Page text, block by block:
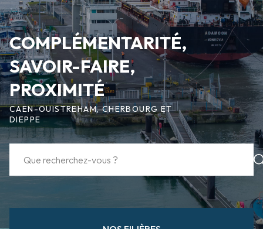
COMPLÉMENTARITÉ,
SAVOIR-FAIRE,
PROXIMITÉ
CAEN-OUISTREHAM, CHERBOURG ET
DIEPPE